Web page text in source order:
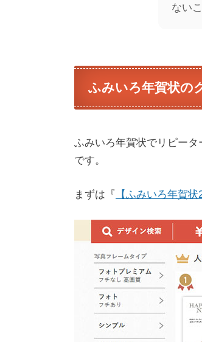
ない
ふみいろ年賀状の
ふみいろ年賀状でリピー
です。
まずは『 【ふみいろ年賀状